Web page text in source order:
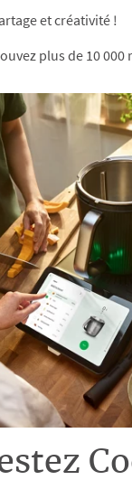
et créativité !
plus de 10